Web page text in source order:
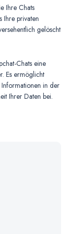
Ihre Chats
Ihre privaten
gelöscht
Chats eine
Es ermöglicht
in der
Ihrer Daten bei.